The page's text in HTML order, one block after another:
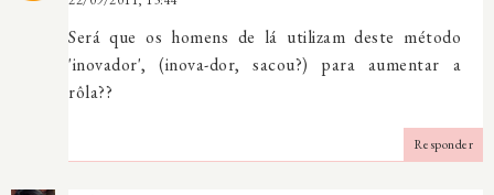
Será que os homens de lá utilizam deste método
'inovador', (inova-dor, sacou?) para aumentar a
rôla??
Responder